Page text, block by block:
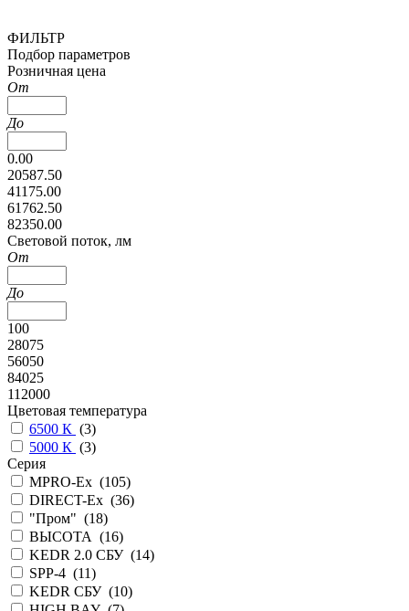
ФИЛЬТР
Подбор параметров
Розничная цена
От
До
0.00
20587.50
41175.00
61762.50
82350.00
Cветовой поток, лм
От
До
100
28075
56050
84025
112000
Цветовая температура
6500 К (3)
5000 К (3)
Серия
MPRO-Ex (105)
DIRECT-Ex (36)
"Пром" (18)
ВЫСОТА (16)
KEDR 2.0 СБУ (14)
SPP-4 (11)
KEDR СБУ (10)